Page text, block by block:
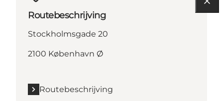
Routebeschrijving
Stockholmsgade 20
2100 København Ø
Routebeschrijving